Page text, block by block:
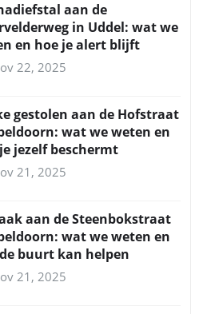
aan de
in Uddel: wat we
en hoe je alert blijft
22, 2025
gestolen aan de Hofstraat
wat we weten en
jezelf beschermt
21, 2025
aan de Steenbokstraat
wat we weten en
buurt kan helpen
21, 2025